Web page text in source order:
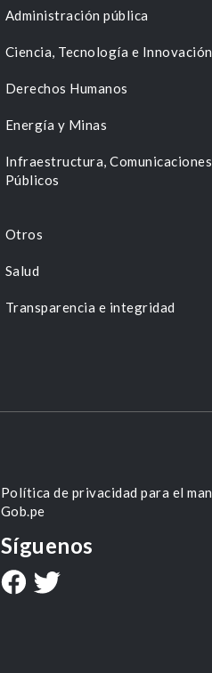
Administración pública
Ciencia, Tecnología e Innovación
Derechos Humanos
Energía y Minas
Infraestructura,
Públicos
Otros
Salud
Transparencia e integridad
Política de privacidad para el
Gob.pe
Síguenos